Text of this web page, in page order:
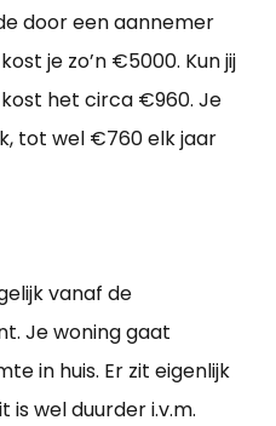
door een aannemer
je zo’n €5000. Kun jij
het circa €960. Je
tot wel €760 elk jaar
vanaf de
Je woning gaat
in huis. Er zit eigenlijk
is wel duurder i.v.m.